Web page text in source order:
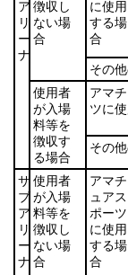
ア
リ
ー
ナ
徴収し
ない場
合
に使用
する場
合
その
使用者
が入場
料等を
徴収す
る場合
アマ
ツに
その
サ
ブ
ア
リ
ー
ナ
使用者
が入場
料等を
徴収し
ない場
合
アマチ
ュアス
ポーツ
に使用
する場
合